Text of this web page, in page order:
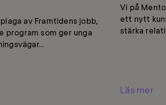
av Framtidens jobb,
program som ger unga
Vi på
ett nytt
stärka
Läs mer